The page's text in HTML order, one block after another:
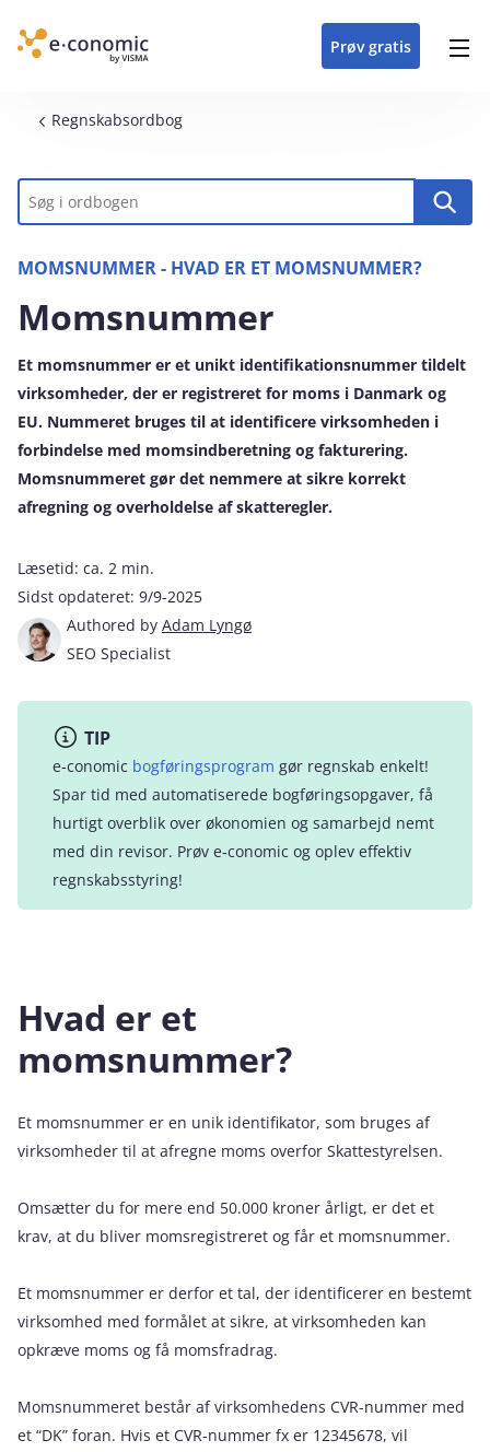
Header top menu
Prøv gratis
skræddersyet løsning
til din branche
e‑conomic
alle funktioner i
e‑conomic
e‑conomic
skræddersyede kurser
til administratorer
forhandler kan styrke
og vækste din
Brødkrumme
Regnskabsordbog
Nøgleord
MOMSNUMMER - HVAD ER ET MOMSNUMMER?
Momsnummer
Et momsnummer er et unikt identifikationsnummer tildelt
virksomheder, der er registreret for moms i Danmark og
EU. Nummeret bruges til at identificere virksomheden i
forbindelse med momsindberetning og fakturering.
Momsnummeret gør det nemmere at sikre korrekt
afregning og overholdelse af skatteregler.
Læsetid: ca. 2 min.
Sidst opdateret: 9/9-2025
Authored by Adam Lyngø
SEO Specialist
TIP
e‑conomic bogføringsprogram gør regnskab enkelt!
Spar tid med automatiserede bogføringsopgaver, få
hurtigt overblik over økonomien og samarbejd nemt
med din revisor. Prøv e‑conomic og oplev effektiv
regnskabsstyring!
Hvad er et
momsnummer?
Et momsnummer er en unik identifikator, som bruges af
virksomheder til at afregne moms overfor Skattestyrelsen.
Omsætter du for mere end 50.000 kroner årligt, er det et
krav, at du bliver momsregistreret og får et momsnummer.
Et momsnummer er derfor et tal, der identificerer en bestemt
virksomhed med formålet at sikre, at virksomheden kan
opkræve moms og få momsfradrag.
Momsnummeret består af virksomhedens CVR-nummer med
et “DK” foran. Hvis et CVR-nummer fx er 12345678, vil